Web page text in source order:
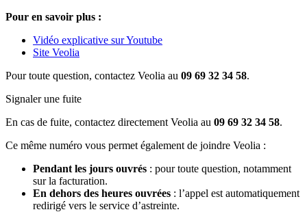
Pour en savoir plus :
Vidéo explicative sur Youtube
Site Veolia
Pour toute question, contactez Veolia au 09 69 32 34 58.
Signaler une fuite
En cas de fuite, contactez directement Veolia au 09 69 32 34 58.
Ce même numéro vous permet également de joindre Veolia :
Pendant les jours ouvrés : pour toute question, notamment
sur la facturation.
En dehors des heures ouvrées : l’appel est automatiquement
redirigé vers le service d’astreinte.